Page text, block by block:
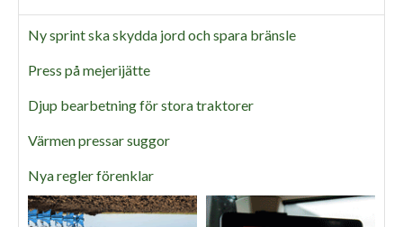
Ny sprint ska skydda jord och spara bränsle
Press på mejerijätte
Djup bearbetning för stora traktorer
Värmen pressar suggor
Nya regler förenklar